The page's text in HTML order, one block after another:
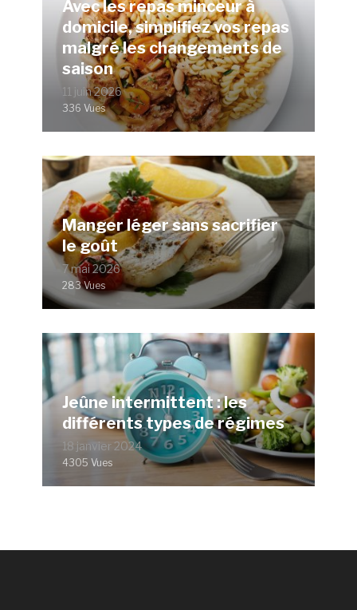
Avec les repas minceur à
domicile, simplifiez vos repas
malgré les changements de
saison
11 juin 2026
336 Vues
Manger léger sans sacrifier
le goût
7 mai 2026
283 Vues
Jeûne intermittent : les
différents types de régimes
18 janvier 2024
4305 Vues